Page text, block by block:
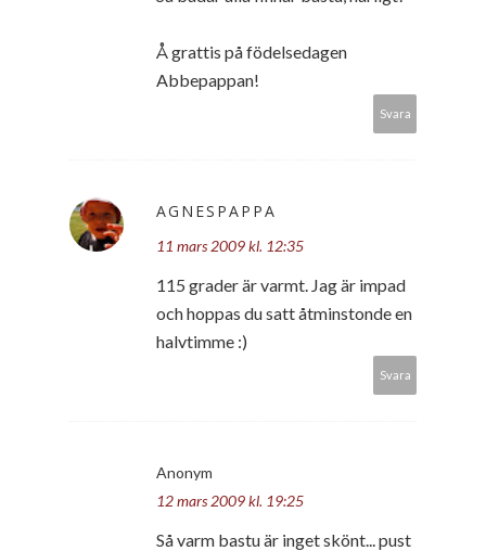
Å grattis på födelsedagen
Abbepappan!
Svara
AGNESPAPPA
11 mars 2009 kl. 12:35
115 grader är varmt. Jag är impad
och hoppas du satt åtminstonde en
halvtimme :)
Svara
Anonym
12 mars 2009 kl. 19:25
Så varm bastu är inget skönt... pust